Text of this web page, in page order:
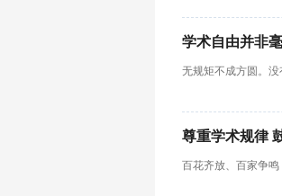
学术自由并非
无规矩不成方圆。没
尊重学术规律
百花齐放、百家争鸣